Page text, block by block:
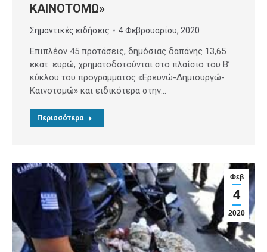
ΚΑΙΝΟΤΟΜΩ»
Σημαντικές ειδήσεις 4 Φεβρουαρίου, 2020
Επιπλέον 45 προτάσεις, δημόσιας δαπάνης 13,65
εκατ. ευρώ, χρηματοδοτούνται στο πλαίσιο του Β’
κύκλου του προγράμματος «Ερευνώ-Δημιουργώ-
Καινοτομώ» και ειδικότερα στην…
Περισσότερα
Φεβ
4
2020